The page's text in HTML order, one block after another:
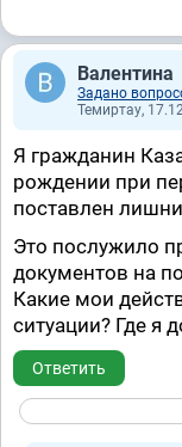
Валентина
Задано
Темиртау,
Я гражданин
рождении при
поставлен
Это послужило
документов на
Какие мои
ситуации? Где я
Ответить